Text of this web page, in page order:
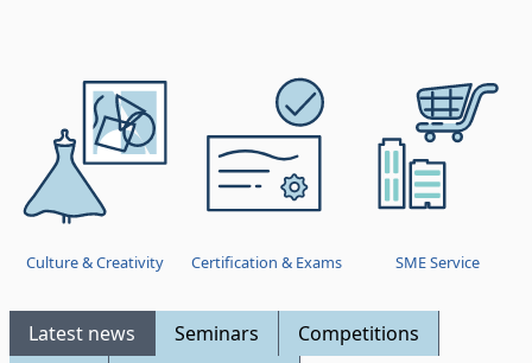
Culture & Creativity Certification & Exams SME Service
Latest news Seminars
Competitions